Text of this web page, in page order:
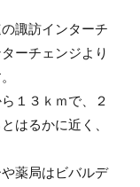
諏訪インターチ
ーチェンジより
１３ｋｍで、２
はるかに近く、
薬局はビバルデ